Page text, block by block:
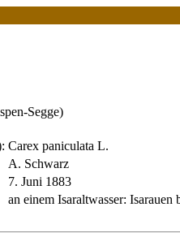
Segge)
Carex paniculata L.
A. Schwarz
7. Juni 1883
an einem Isaraltwasser: